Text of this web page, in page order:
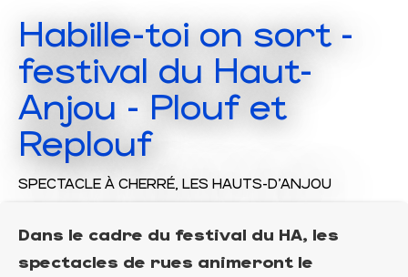
Habille-toi on sort -
festival du Haut-
Anjou - Plouf et
Replouf
SPECTACLE À CHERRÉ, LES HAUTS-D'ANJOU
Dans le cadre du festival du HA, les
spectacles de rues animeront le